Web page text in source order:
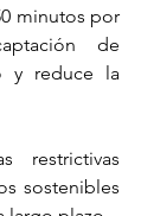
minutos por
de
y reduce la
restrictivas
sostenibles